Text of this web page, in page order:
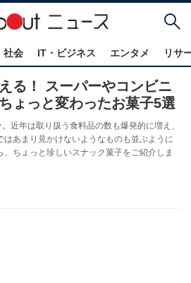
社会 IT・ビジネス エンタメ リサ
る！ スーパーやコンビニ
ょっと変わったお菓子5選
近年は取り扱う食料品の数も爆発的に増え、
あまり見かけないようなものも並ぶように
ちょっと珍しいスナック菓子をご紹介しま